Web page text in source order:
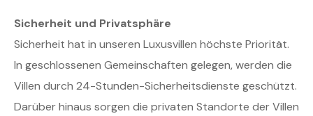
Sicherheit und Privatsphäre
Sicherheit hat in unseren Luxusvillen höchste Priorität.
In geschlossenen Gemeinschaften gelegen, werden die
Villen durch 24-Stunden-Sicherheitsdienste geschützt.
Darüber hinaus sorgen die privaten Standorte der Villen